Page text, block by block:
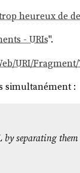
heureux de
- URIs".
URI/
simultanément :
separating